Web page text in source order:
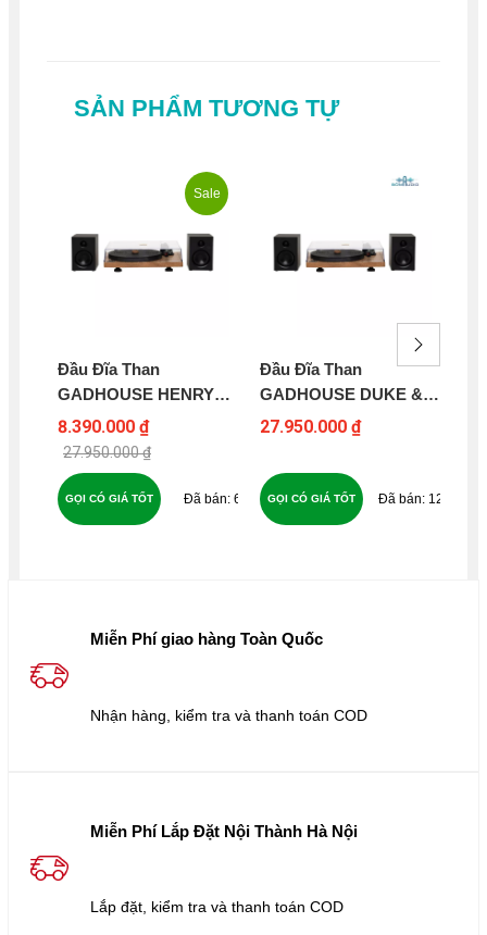
SẢN PHẨM TƯƠNG TỰ
Sale
Đầu Đĩa Than
GADHOUSE HENRY
TURNTABLE
8.390.000 ₫
27.950.000 ₫
61
GỌI CÓ GIÁ TỐT
Đầu Đĩa Than
GADHOUSE DUKE &
ROY
27.950.000 ₫
127
GỌI CÓ GIÁ TỐT
Miễn Phí giao hàng Toàn Quốc
Nhận hàng, kiểm tra và thanh toán COD
Miễn Phí Lắp Đặt Nội Thành Hà Nội
Lắp đặt, kiểm tra và thanh toán COD